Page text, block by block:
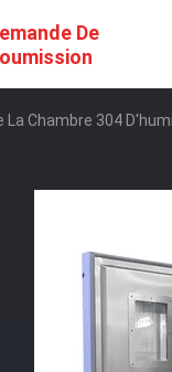
De
Chambre 304